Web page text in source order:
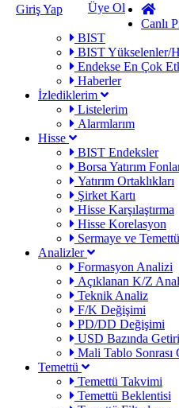
Giriş Yap
Üye Ol
Canlı
BIST
BIST Yükselenler/
Endekse En Çok
Haberler
İzlediklerim
Listelerim
Alarmlarım
Hisse
BIST Endeksler
Borsa Yatırım
Yatırım Ortaklıkları
Şirket Kartı
Hisse Karşılaştırma
Hisse Korelasyon
Sermaye ve
Analizler
Formasyon Analizi
Açıklanan K/Z
Teknik Analiz
F/K Değişimi
PD/DD Değişimi
USD Bazında Getiri
Mali Tablo
Temettü
Temettü Takvimi
Temettü Beklentisi